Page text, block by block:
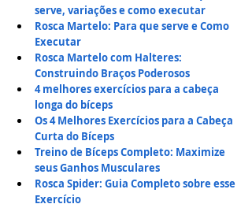
serve, variações e como executar
Rosca Martelo: Para que serve e Como
Executar
Rosca Martelo com Halteres:
Construindo Braços Poderosos
4 melhores exercícios para a cabeça
longa do bíceps
Os 4 Melhores Exercícios para a Cabeça
Curta do Bíceps
Treino de Bíceps Completo: Maximize
seus Ganhos Musculares
Rosca Spider: Guia Completo sobre esse
Exercício